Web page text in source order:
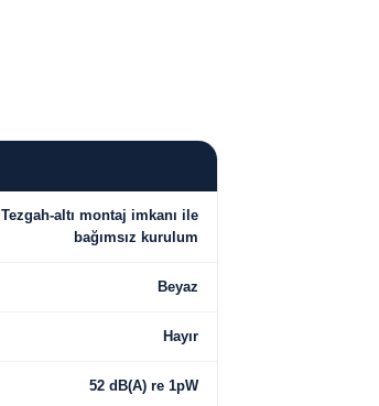
Tezgah-altı montaj imkanı ile
bağımsız kurulum
Beyaz
Hayır
52 dB(A) re 1pW